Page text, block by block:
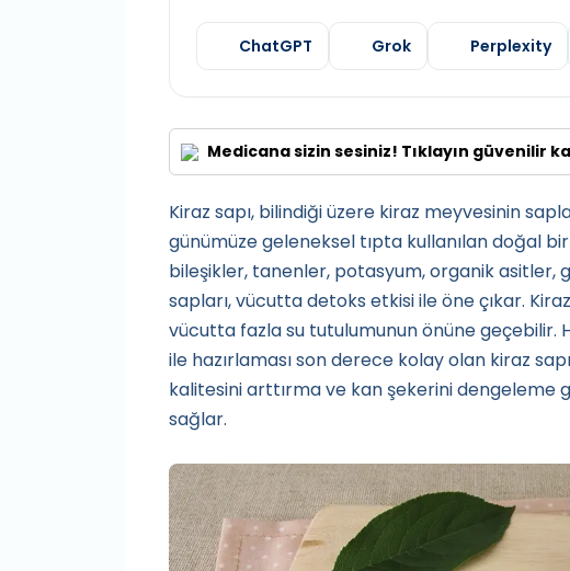
ChatGPT Grok Perplexity
Medicana sizin sesiniz! Tıklayın güvenilir
Kiraz sapı, bilindiği üzere kiraz meyvesinin
günümüze geleneksel tıpta kullanılan doğal
bileşikler, tanenler, potasyum, organik asitler,
sapları, vücutta detoks etkisi ile öne çıkar.
vücutta fazla su tutulumunun önüne geçebilir.
ile hazırlaması son derece kolay olan kiraz
kalitesini arttırma ve kan şekerini dengeleme
sağlar.